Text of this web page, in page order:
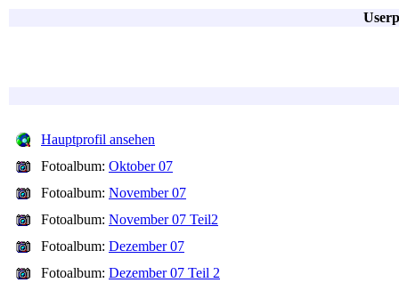
Hauptprofil ansehen
Fotoalbum: Oktober 07
Fotoalbum: November 07
Fotoalbum: November 07 Teil2
Fotoalbum: Dezember 07
Fotoalbum: Dezember 07 Teil 2